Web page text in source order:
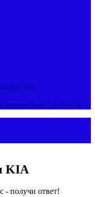
автомобиля TOYOTA
KIA
- получи ответ!